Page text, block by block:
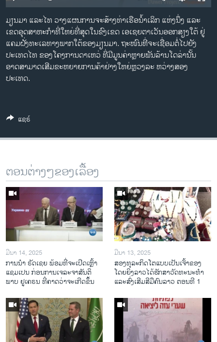
ພາສາອັງກິດ
ວີດີໂອ
ສຽງ
ລາຍການກະຈາຍສຽງ
ລາຍງານ
ຕິດຕາມພວກເຮົາ ທີ່
ພາສາຕ່າງໆ
ມຽນມາ ແລະໄທ ວາງແຜນການຈະສ້າງທ່າເຮືອນໍ້າເລິກ ແຫ່ງນຶ່ງ ແລະ
ເຂດອຸດສາຫະກໍາທີ່ໃຫຍ່ທີ່ສຸດໃນຂົງເຂດ ເອເຊຍຕາເວັນອອກສຽງໃຕ້ ຢູ່
ແຄມຝັ່ງທະເລທາງພາກ​ ໃຕ້ຂອງມຽນມາ. ຖະໜົນທີ່ຈະເຊື່ອມຕໍ່ໄປຍັງ
ປະເທດໄທ ຂອງໂຄງການດາເຫວ່ ທີ່ມີມູນຄ່າຫຼາຍພັນລ້ານໂດລ່ານັ້ນ
ອາດສາມາດ​ເສີມ​ຂະຫຍາຍການຄ້າຢ່າງໃຫຍ່ຫຼວງລະ ຫວ່າງສອງ
ປະເທດ.
ແຊຣ໌
ຕອນຕ່າງໆຂອງເລື້ອງ
ມີນາ 14, 2025
ການ​ນຳ ຣັດ​ເຊຍ ພ້ອມ​ທີ່​ຈະ​ເປີ​ດ​ເຫຼົ້າ​
ແຊມ​ເປນ ກ່ອນການ​ເຈ​ລະ​ຈາ​ສັນ​ຕິ​
ພາບ ຢູ​ເຄ​ຣນ ທີ່​ຄາດ​ວ່າ​ຈະ​ເກີດ​ຂຶ້ນ
ມີນາ 13, 2025
ສອງທຸລະກິດໂຕແບບເປັນເຈົ້າຂອງ
ໂດຍຍິງລາວໄດ້ຮັກສາວັດທະນະທຳ
ແລະສົ່ງເສີມສີມືຄົນລາວ ຕອນທີ 1